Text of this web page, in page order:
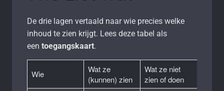
De drie lagen vertaald naar wie precies welke
inhoud te zien krijgt. Lees deze tabel als
een toegangskaart.
Wie
Wat ze
(kunnen) zien
Wat ze niet
zien of doen